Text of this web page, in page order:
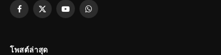
Facebook
X
YouTubeWhatsApp
โพสต์ล่าสุด